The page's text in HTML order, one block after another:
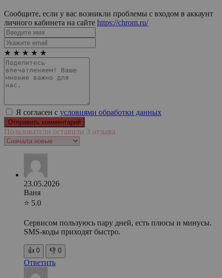
Сообщите, если у вас возникли проблемы с входом в аккаунт
личного кабинета на сайте https://chrom.ru/
★ ★ ★ ★ ★
Я согласен с условиями обработки данных
Пользователи оставили 3 отзыва
23.05.2026
Ваня
⭐ 5.0
Сервисом пользуюсь пару дней, есть плюсы и минусы.
SMS-коды приходят быстро.
👍 0 👎 0
Ответить